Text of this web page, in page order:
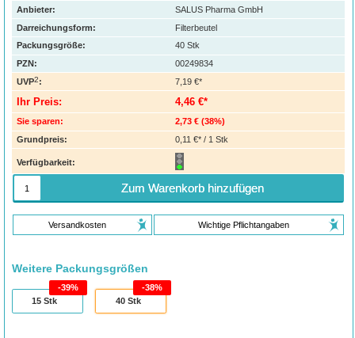
Anbieter:
SALUS Pharma GmbH
Darreichungsform:
Filterbeutel
Packungsgröße:
40 Stk
PZN:
00249834
UVP2: 7,19 €*
Ihr Preis: 4,46 €*
Sie sparen: 2,73 € (38%)
Grundpreis:
0,11 €* / 1 Stk
Verfügbarkeit:
Zum Warenkorb hinzufügen
Versandkosten Wichtige Pflichtangaben
Weitere Packungsgrößen
15 Stk
39%
40Stk
38%